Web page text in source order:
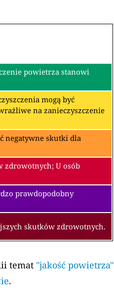
powietrza stanowi
mogą być
na zanieczyszczenie
negatywne skutki dla
zdrowotnych; U osób
prawdopodobny
skutków zdrowotnych.
temat "jakość powietrza"
.